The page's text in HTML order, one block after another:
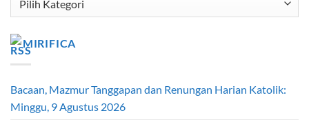
MIRIFICA
Bacaan, Mazmur Tanggapan dan Renungan Harian Katolik:
Minggu, 9 Agustus 2026